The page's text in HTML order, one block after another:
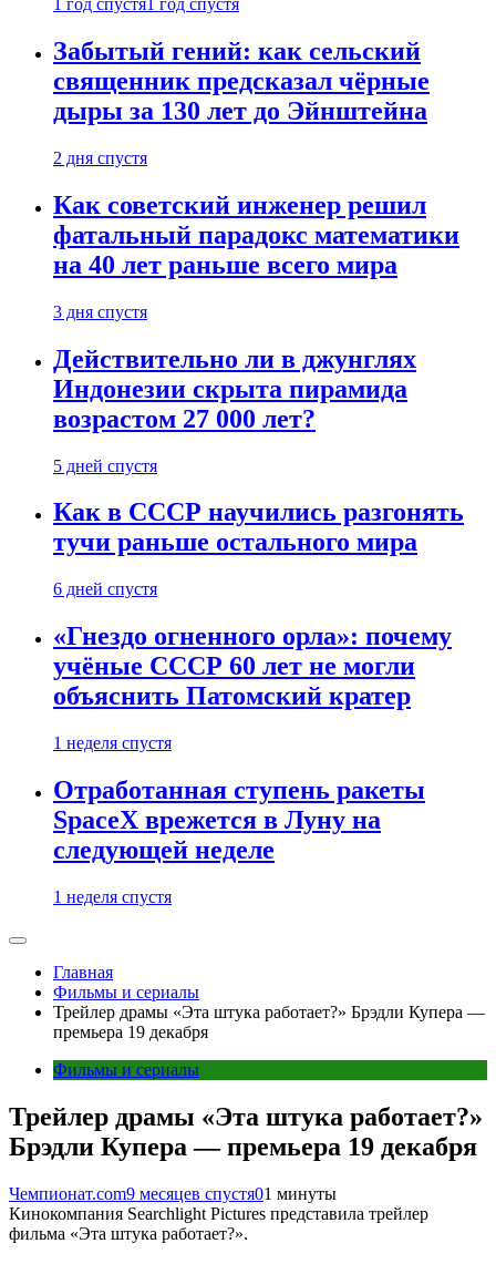
1 год спустя 1 год спустя
Забытый гений: как сельский
священник предсказал чёрные
дыры за 130 лет до Эйнштейна
2 дня спустя
Как советский инженер решил
фатальный парадокс математики
на 40 лет раньше всего мира
3 дня спустя
Действительно ли в джунглях
Индонезии скрыта пирамида
возрастом 27 000 лет?
5 дней спустя
Как в СССР научились разгонять
тучи раньше остального мира
6 дней спустя
«Гнездо огненного орла»: почему
учёные СССР 60 лет не могли
объяснить Патомский кратер
1 неделя спустя
Отработанная ступень ракеты
SpaceX врежется в Луну на
следующей неделе
1 неделя спустя
Главная
Фильмы и сериалы
Трейлер драмы «Эта штука работает?» Брэдли Купера —
премьера 19 декабря
Фильмы и сериалы
Трейлер драмы «Эта штука работает?»
Брэдли Купера — премьера 19 декабря
Чемпионат.com9 месяцев спустя01 минуты
Кинокомпания Searchlight Pictures представила трейлер
фильма «Эта штука работает?».